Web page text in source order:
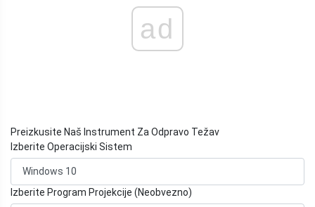
ad
Preizkusite Naš Instrument Za Odpravo Težav
Izberite Operacijski Sistem
Izberite Program Projekcije (Neobvezno)